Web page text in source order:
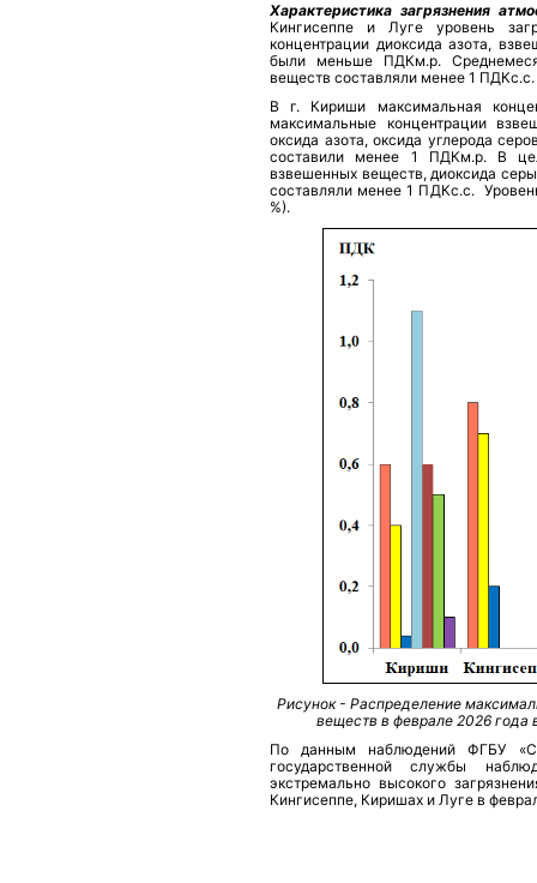
Характеристика загрязнения
Кингисеппе и Луге уровень
концентрации диоксида азота,
были меньше ПДКм.р.
веществ составляли менее 1 ПДКс.с.
В г. Кириши максимальная
максимальные концентрации
оксида азота, оксида углерода
составили менее 1 ПДКм.р. В
взвешенных веществ, диоксида
составляли менее 1 ПДКс.с.
%).
Рисунок - Распределение
веществ в феврале 2026 года
По данным наблюдений ФГБУ
государственной службы
экстремально высокого
Кингисеппе, Киришах и Луге в